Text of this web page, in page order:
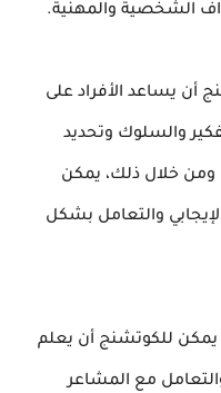
الشخصية والمهنية.
أن يساعد الأفراد على
والسلوك وتحديد
ومن خلال ذلك، يمكن
الإيجابي والتعامل بشكل
يمكن للكوتشنج أن يعلم
مع المشاعر